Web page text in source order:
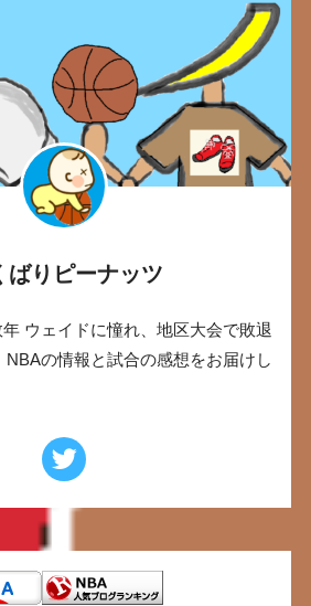
ばりピーナッツ
ウェイドに憧れ、地区大会で敗退
NBAの情報と試合の感想をお届けし